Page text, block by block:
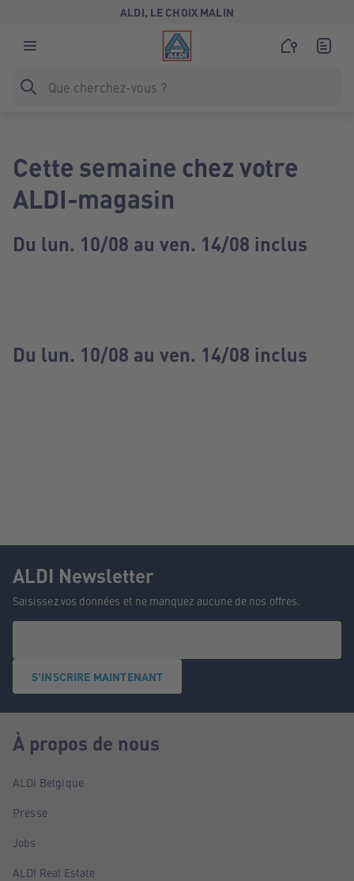
ALDI, LE CHOIX MALIN
Cette semaine chez votre
ALDI-magasin
Du lun. 10/08 au ven. 14/08 inclus
Du lun. 10/08 au ven. 14/08 inclus
ALDI Newsletter
Saisissez vos données et ne manquez aucune de nos offres.
S'INSCRIRE MAINTENANT
À propos de nous
ALDI Belgique
Presse
Jobs
ALDI Real Estate